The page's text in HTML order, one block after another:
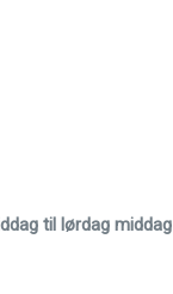
til lørdag middag